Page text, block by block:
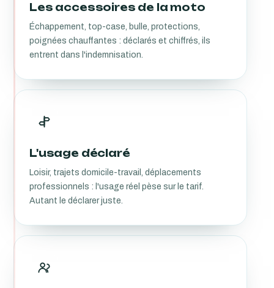
Les accessoires de la moto
Échappement, top-case, bulle, protections,
poignées chauffantes : déclarés et chiffrés, ils
entrent dans l'indemnisation.
L'usage déclaré
Loisir, trajets domicile-travail, déplacements
professionnels : l'usage réel pèse sur le tarif.
Autant le déclarer juste.